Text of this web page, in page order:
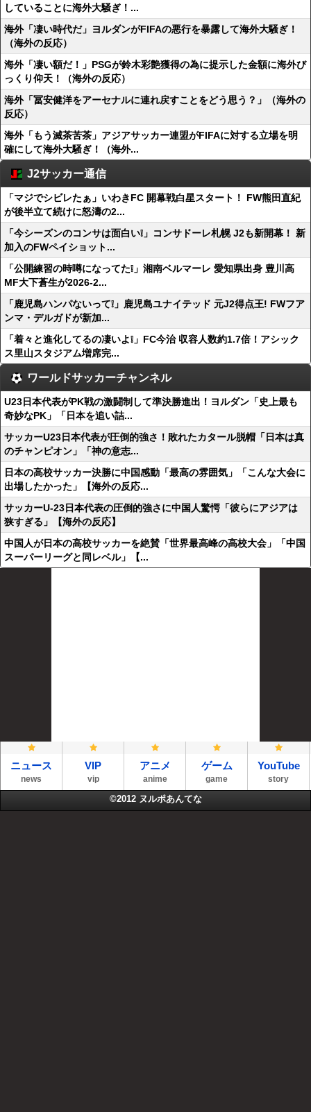
していることに海外大騒ぎ！...
海外「凄い時代だ」ヨルダンがFIFAの悪行を暴露して海外大騒ぎ！
（海外の反応）
海外「凄い額だ！」PSGが鈴木彩艶獲得の為に提示した金額に海外び
っくり仰天！（海外の反応）
海外「冨安健洋をアーセナルに連れ戻すことをどう思う？」（海外の
反応）
海外「もう滅茶苦茶」アジアサッカー連盟がFIFAに対する立場を明
確にして海外大騒ぎ！（海外...
J2サッカー通信
「マジでシビレたぁ」いわきFC 開幕戦白星スタート！ FW熊田直紀
が後半立て続けに怒濤の2...
「今シーズンのコンサは面白い❕」コンサドーレ札幌 J2も新開幕！ 新
加入のFWペイショット...
「公開練習の時噂になってた❕」湘南ベルマーレ 愛知県出身 豊川高
MF大下蒼生が2026-2...
「鹿児島ハンパないって❕」鹿児島ユナイテッド 元J2得点王! FWフア
ンマ・デルガドが新加...
「着々と進化してるの凄いよ❕」FC今治 収容人数約1.7倍！アシック
ス里山スタジアム増席完...
ワールドサッカーチャンネル
U23日本代表がPK戦の激闘制して準決勝進出！ヨルダン「史上最も
奇妙なPK」「日本を追い詰...
サッカーU23日本代表が圧倒的強さ！敗れたカタール脱帽「日本は真
のチャンピオン」「神の意志...
日本の高校サッカー決勝に中国感動「最高の雰囲気」「こんな大会に
出場したかった」【海外の反応...
サッカーU-23日本代表の圧倒的強さに中国人驚愕「彼らにアジアは
狭すぎる」【海外の反応】
中国人が日本の高校サッカーを絶賛「世界最高峰の高校大会」「中国
スーパーリーグと同レベル」【...
ニュース
news
VIP
vip
アニメ
anime
ゲーム
game
YouTube
story
©2012 ヌルポあんてな